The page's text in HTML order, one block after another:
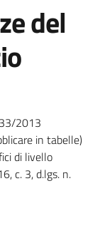
del
2013
in tabelle)
di livello
c. 3, d.lgs. n.